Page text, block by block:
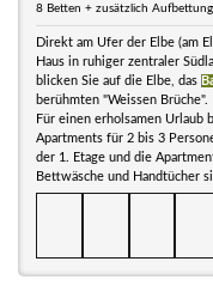
8 Betten + zusätzlich Aufbettung
Direkt am Ufer der Elbe (am
Haus in ruhiger zentraler
blicken Sie auf die Elbe, das
berühmten "Weissen Brüche".
Für einen erholsamen
Apartments für 2 bis 3
der 1. Etage und die
Bettwäsche und Handtücher